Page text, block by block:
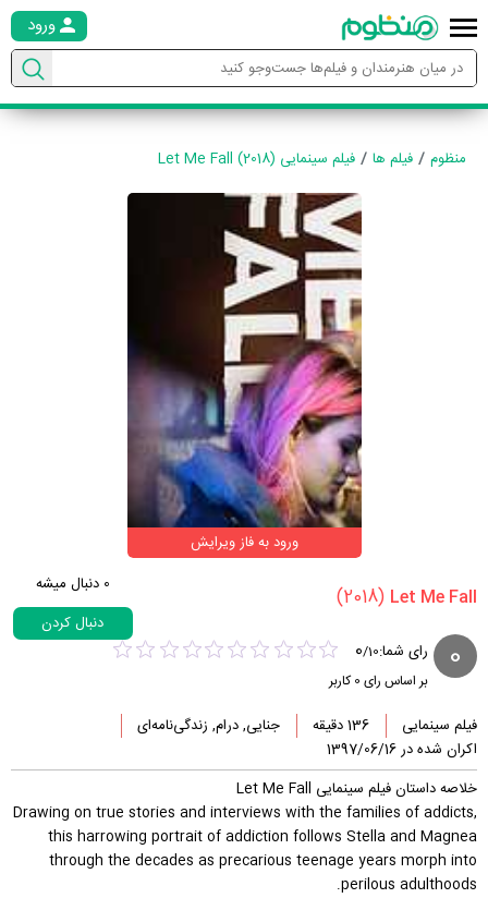
ورود
منظوم فیلم ها فیلم سینمایی Let Me Fall (2018)
ورود به فاز ویرایش
(2018)
0 دنبال میشه
دنبال کردن
0 رای شما: 0/10
بر اساس رای 0کاربر
فیلم سینمایی 136 دقیقه
جنایی, درام, زندگی‌نامه‌ای
اکران شده در 1397/06/16
خلاصه داستان فیلم سینمایی Let Me Fall
Drawing on true stories and interviews with the families of addicts,
this harrowing portrait of addiction follows Stella and Magnea
through the decades as precarious teenage years morph into
perilous adulthoods.